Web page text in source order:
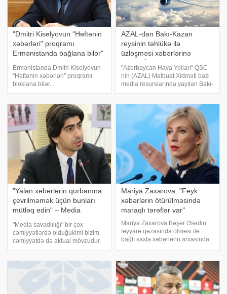
"Dmitri Kiselyovun "Həftənin
xəbərləri" proqramı
Ermənistanda bağlana bilər"
Ermənistanda Dmitri Kiselyovun
"Həftənin xəbərləri" proqramı
bloklana bilər. .
KONKRET.azxəbər verir ki,
yüksək texnoloji sənaye naziri
Mxitar Ayrapetyan Milli
Assambleyada keçirdiyi brifin
AZAL-dan Bakı-Kazan
reysinin təhlükə ilə
üzləşməsi xəbərlərinə
"Azərbaycan Hava Yolları" QSC-
nin (AZAL) Mətbuat Xidməti bəzi
media resurslarında yayılan Bakı-
Kazan reysinin Rusiyanın
təhlükə ilə üzləşməsi barədə
xəbərlərə münasibət bildirib.
AZAL-ı
"Yalan xəbərlərin qurbanına
çevrilməmək üçün bunları
mütləq edin" – Media
"Media savadlılığı" bir çox
cəmiyyətlərdə olduğukimi bizim
cəmiyyətdə də aktual mövzudur.
Bu gün Azərbaycan
üçün səhih məlumatların
əlçatanlığı yüksək olsa da,
bizpraktikada bunu
Mariya Zaxarova: "Feyk
xəbərlərin ötürülməsində
maraqlı tərəflər var"
Mariya Zaxarova Bəşər Əsədin
təyyarə qəzasında ölməsi ilə
bağlı saxta xəbərlərin arxasında
olduğunu bildirib. xəbər verir ki,
bu barədə TASS məlumat verib:
"Bu